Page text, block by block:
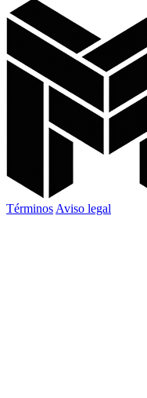
Términos Aviso legal